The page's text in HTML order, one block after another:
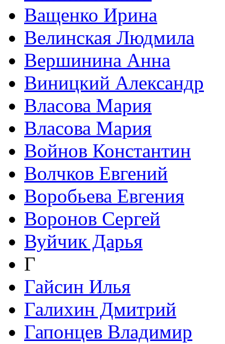
Ващенко Ирина
Велинская Людмила
Вершинина Анна
Виницкий Александр
Власова Мария
Власова Мария
Войнов Константин
Волчков Евгений
Воробьева Евгения
Воронов Сергей
Вуйчик Дарья
Г
Гайсин Илья
Галихин Дмитрий
Гапонцев Владимир